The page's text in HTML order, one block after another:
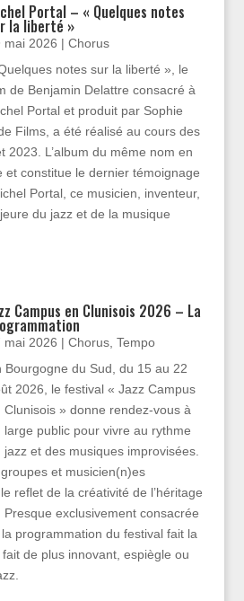
Portal – « Quelques notes
la liberté »
mai 2026 |Chorus
notes sur la liberté », le
de Benjamin Delattre consacré à
Portal et produit par Sophie
Films, a été réalisé au cours des
2023. L’album du même nom en
et constitue le dernier témoignage
Portal, ce musicien, inventeur,
du jazz et de la musique
Campus en Clunisois 2026 – La
mai 2026 |Chorus ,Tempo
Bourgogne du Sud, du 15 au 22
2026, le festival « Jazz Campus
Clunisois » donne rendez-vous à
large public pour vivre au rythme
jazz et des musiques improvisées.
et musicien(n)es
reflet de la créativité de l’héritage
Presque exclusivement consacrée
programmation du festival fait la
de plus innovant, espiègle ou